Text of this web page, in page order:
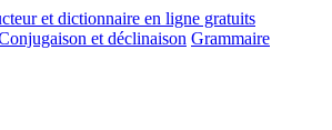
et déclinaison Grammaire